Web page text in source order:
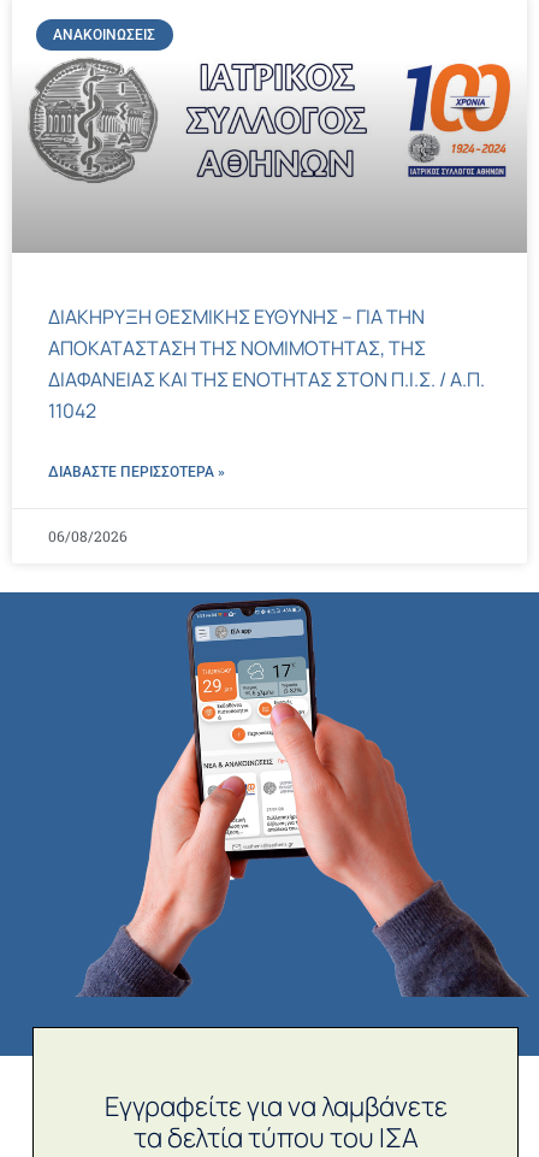
ΑΝΑΚΟΙΝΏΣΕΙΣ
ΔΙΑΚΗΡΥΞΗ ΘΕΣΜΙΚΗΣ ΕΥΘΥΝΗΣ – ΓΙΑ ΤΗΝ
ΑΠΟΚΑΤΑΣΤΑΣΗ ΤΗΣ ΝΟΜΙΜΟΤΗΤΑΣ, ΤΗΣ
ΔΙΑΦΑΝΕΙΑΣ ΚΑΙ ΤΗΣ ΕΝΟΤΗΤΑΣ ΣΤΟΝ Π.Ι.Σ. / Α.Π.
11042
ΔΙΑΒΑΣΤΕ ΠΕΡΙΣΣΌΤΕΡΑ »
06/08/2026
Εγγραφείτε για να λαμβάνετε
τα δελτία τύπου του ΙΣΑ